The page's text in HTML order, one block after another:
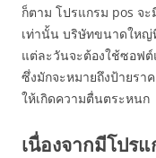
ก็ตาม โปรแกรม pos จ
เท่านั้น บริษัทขนาดใหญ่
แต่ละวันจะต้องใช้ซอฟ
ซึ่งมักจะหมายถึงป้ายรา
ให้เกิดความตื่นตระหนก
เนื่องจากมีโปร